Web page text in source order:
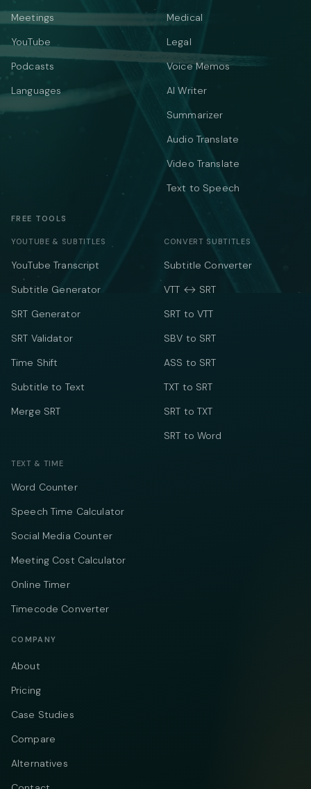
Meetings
YouTube
Podcasts
Languages
Medical
Legal
Voice Memos
AI Writer
Summarizer
Audio Translate
Video Translate
Text to Speech
FREE TOOLS
YOUTUBE & SUBTITLES
YouTube Transcript
Subtitle Generator
SRT Generator
SRT Validator
Time Shift
Subtitle to Text
Merge SRT
CONVERT SUBTITLES
Subtitle Converter
VTT ↔ SRT
SRT to VTT
SBV to SRT
ASS to SRT
TXT to SRT
SRT to TXT
SRT to Word
TEXT & TIME
Word Counter
Speech Time Calculator
Social Media Counter
Meeting Cost Calculator
Online Timer
Timecode Converter
COMPANY
About
Pricing
Case Studies
Compare
Alternatives